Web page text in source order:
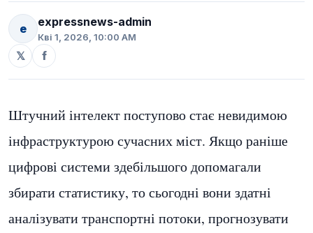
e expressnews-admin
Кві 1, 2026, 10:00 AM
𝕏 f
Штучний інтелект поступово стає невидимою
інфраструктурою сучасних міст. Якщо раніше
цифрові системи здебільшого допомагали
збирати статистику, то сьогодні вони здатні
аналізувати транспортні потоки, прогнозувати